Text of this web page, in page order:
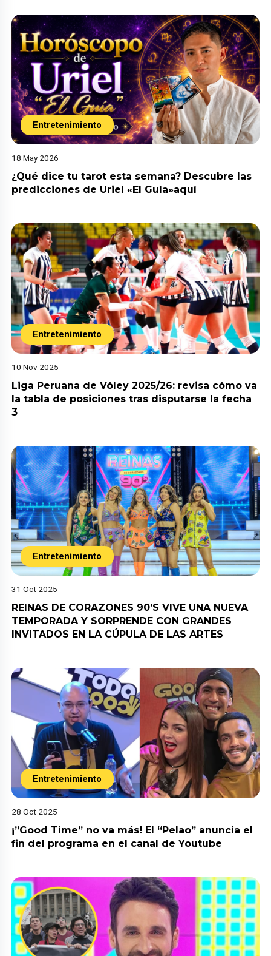
Entretenimiento
18 May 2026
¿Qué dice tu tarot esta semana? Descubre las
predicciones de Uriel «El Guía»aquí
Entretenimiento
10 Nov 2025
Liga Peruana de Vóley 2025/26: revisa cómo va
la tabla de posiciones tras disputarse la fecha
3
Entretenimiento
31 Oct 2025
REINAS DE CORAZONES 90’S VIVE UNA NUEVA
TEMPORADA Y SORPRENDE CON GRANDES
INVITADOS EN LA CÚPULA DE LAS ARTES
Entretenimiento
28 Oct 2025
¡”Good Time” no va más! El “Pelao” anuncia el
fin del programa en el canal de Youtube